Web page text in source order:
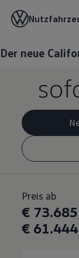
Der neue
Preis ab
€
€